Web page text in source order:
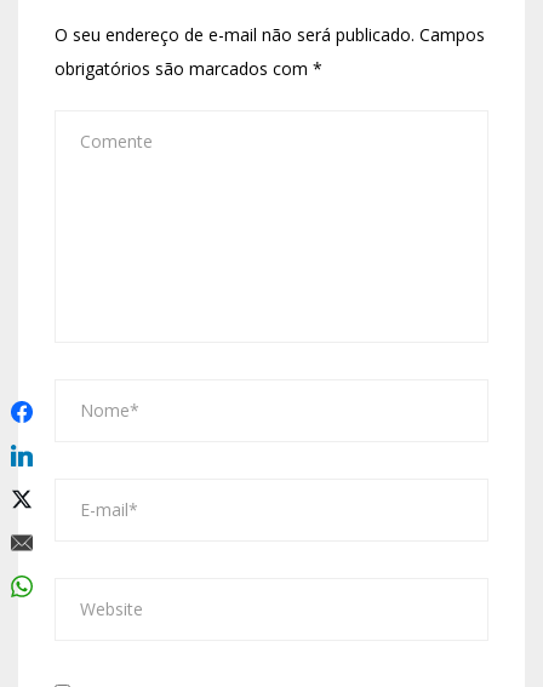
O seu endereço de e-mail não será publicado. Campos
obrigatórios são marcados com *